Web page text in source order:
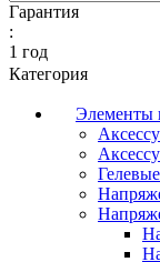
Гарантия
:
1 год
Категория
Элементы